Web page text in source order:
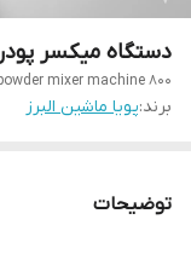
دستگاه میکسر پودر 800 لیتری آهن
800 liter iron powder mixer machine
برند:پویا ماشین البرز
توضیحات